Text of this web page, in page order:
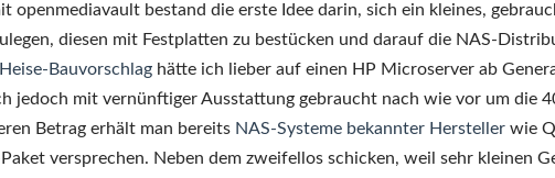
openmediavault bestand die erste Idee darin, sich ein kleines,
diesen mit Festplatten zu bestücken und darauf die NAS-
Heise-Bauvorschlag hätte ich lieber auf einen HP Microserver ab
jedoch mit vernünftiger Ausstattung gebraucht nach wie vor um die
Betrag erhält man bereits NAS-Systeme bekannter Hersteller wie
versprechen. Neben dem zweifellos schicken, weil sehr kleinen